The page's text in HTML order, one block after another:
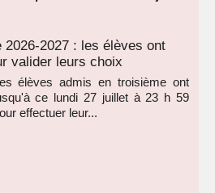
2027 : les élèves ont
valider leurs choix
élèves admis en troisième ont
ce lundi 27 juillet à 23 h 59
effectuer leur...